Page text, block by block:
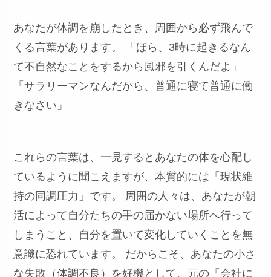
あなたが体調を崩したとき、周囲から必ず飛んで
くる言葉があります。 「ほら、3時に起きるなん
て不自然なことをするから風邪を引くんだよ」
「サラリーマンなんだから、普通に寝て普通に働
きなさい」
これらの言葉は、一見するとあなたの体を心配し
ているように聞こえますが、本質的には「現状維
持の同調圧力」です。 周囲の人々は、あなたが朝
活によって自分たちの手の届かない場所へ行って
しまうこと、自分を置いて変化していくことを無
意識に恐れています。 だからこそ、あなたの小さ
な失敗（体調不良）を好機として、元の「会社に